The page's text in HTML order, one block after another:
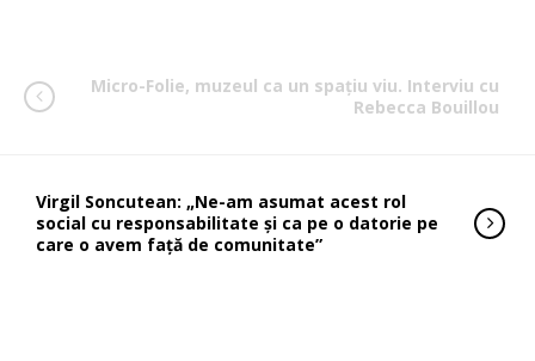
Micro-Folie, muzeul ca un spațiu viu. Interviu cu
Rebecca Bouillou
Virgil Soncutean: „Ne-am asumat acest rol
social cu responsabilitate și ca pe o datorie pe
care o avem față de comunitate”